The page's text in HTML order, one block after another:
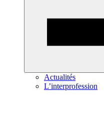
Actualités
L’interprofession